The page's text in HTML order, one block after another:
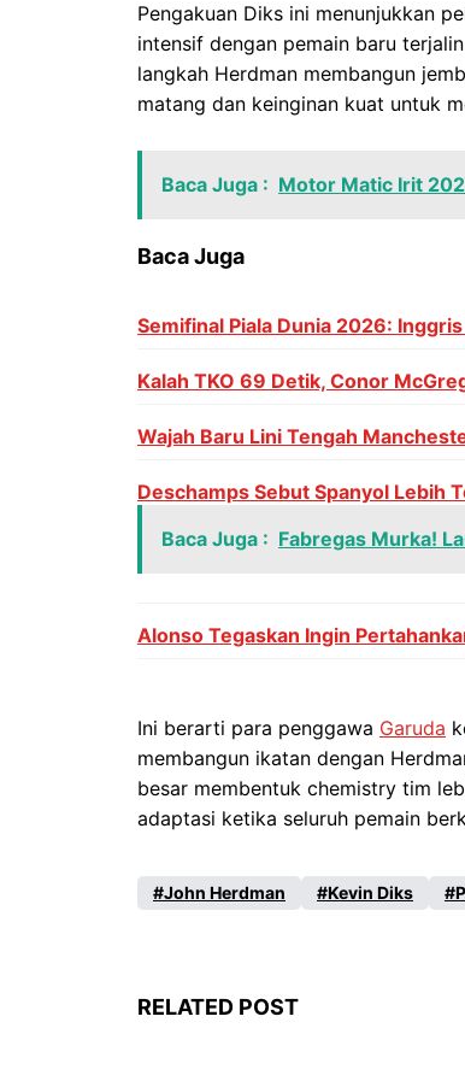
Pengakuan Diks ini menunjukkan
intensif dengan pemain baru
langkah Herdman membangun
matang dan keinginan kuat untuk
Baca Juga : Motor Matic Irit
Baca Juga
Semifinal Piala Dunia 2026:
Kalah TKO 69 Detik, Conor
Wajah Baru Lini Tengah
Deschamps Sebut Spanyol Lebih
Baca Juga : Fabregas Murka!
Alonso Tegaskan Ingin
Ini berarti para penggawa Garuda
membangun ikatan dengan
besar membentuk chemistry tim
adaptasi ketika seluruh pemain
John Herdman Kevin Diks
RELATED POST